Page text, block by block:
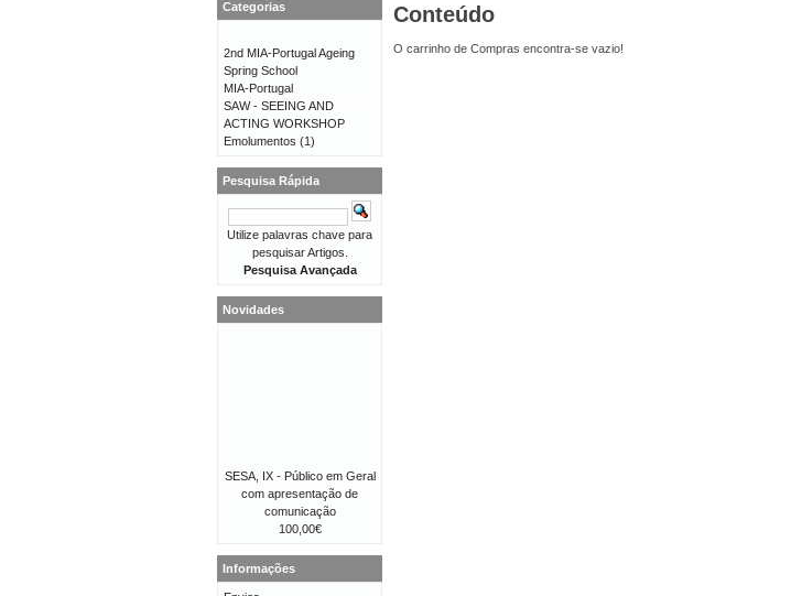
Conteúdo
O carrinho de Compras encontra-se vazio!
Categorias
2nd MIA-Portugal Ageing
Spring School
MIA-Portugal
SAW - SEEING AND
ACTING WORKSHOP
Emolumentos (1)
Pesquisa Rápida
Utilize palavras chave para
pesquisar Artigos.
Pesquisa Avançada
Novidades
SESA, IX - Público em Geral
com apresentação de
comunicação
100,00€
Informações